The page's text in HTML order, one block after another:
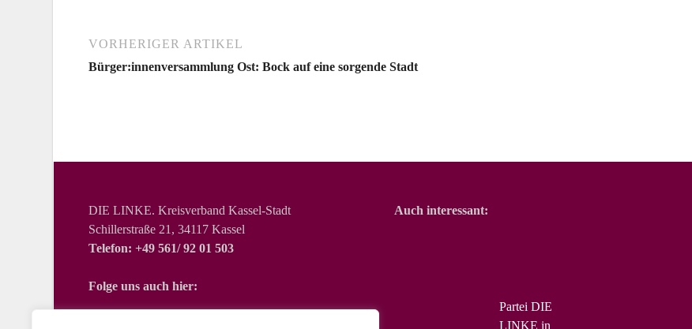
VORHERIGER ARTIKEL
Bürger:innenversammlung Ost: Bock auf eine sorgende Stadt
DIE LINKE. Kreisverband Kassel-Stadt
Schillerstraße 21, 34117 Kassel
Telefon: +49 561/ 92 01 503
Folge uns auch hier:
Auch interessant:
Partei DIE
LINKE in